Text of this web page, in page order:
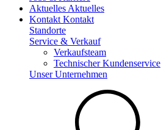
Aktuelles Aktuelles
Kontakt Kontakt
Standorte
Service & Verkauf
Verkaufsteam
Technischer Kundenservice
Unser Unternehmen